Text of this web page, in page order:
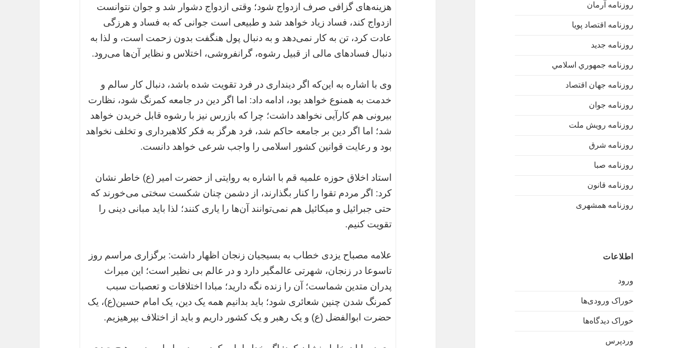
روزنامه آرمان
روزنامه اقتصاد پویا
روزنامه جدید
روزنامه جمهوري اسلامي
روزنامه جهان اقتصاد
روزنامه جوان
روزنامه رویش ملت
روزنامه شرق
روزنامه صبا
روزنامه قانون
روزنامه همشهری
اطلاعات
ورود
خوراک ورودی‌ها
خوراک دیدگاه‌ها
وردپرس
هزینه‌های گزافی صرف ازدواج شود؛ وقتی ازدواج دشوار شد و جوان نتوانست
ازدواج کند، فساد زیاد خواهد شد و طبیعی است جوانی که به فساد و هرزگی
عادت کرد، تن به کار نمی‌دهد و به دنبال پول هنگفت بدون زحمت است، و لذا به
دنبال فساد‌های مالی از قبیل رشوه، گرانفروشی، اختلاس و نظایر آن‌ها می‌رود.
وی با اشاره به این‌که اگر دینداری در فرد تقویت شده باشد، دنبال کار سالم و
خدمت به همنوع خواهد بود، ادامه داد: اما اگر دین در جامعه کمرنگ شود، نظارت
بیرونی هم کارآیی نخواهد داشت؛ چرا که بازرس نیز با رشوه قابل خریدن خواهد
شد؛ اما اگر دین بر جامعه حاکم شد، فرد هرگز به فکر کلاهبرداری و تخلف نخواهد
بود و رعایت قوانین کشور اسلامی را واجب شرعی خواهد دانست.
استاد اخلاق حوزه علمیه قم با اشاره به روایتی از حضرت امیر (ع) خاطر نشان
کرد: اگر مردم تقوا را کنار بگذارند، از دشمن چنان شکست سختی می‌خورند که
حتی جبرائیل و میکائیل هم نمی‌توانند آن‌ها را یاری کنند؛ لذا باید مبانی دینی را
تقویت کنیم.
علامه مصباح یزدی خطاب به بسیجیان زنجان اظهار داشت: برگزاری مراسم روز
تاسوعا در زنجان، شهرتی عالمگیر دارد و در عالم بی نظیر است؛ این میراث
پدران متدین شماست؛ آن را زنده نگه دارید؛ مبادا اختلافات و تعصبات سبب
کمرنگ شدن چنین شعائری شود؛ باید بدانیم همه یک دین، یک امام حسین(ع)، یک
حضرت ابوالفضل (ع) و یک رهبر و یک کشور داریم و باید از اختلاف بپرهیزیم.